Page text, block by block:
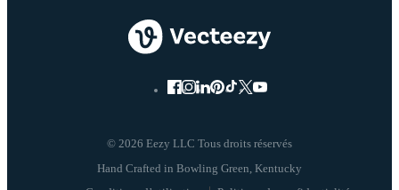
© 2026 Eezy LLC Tous droits réservés